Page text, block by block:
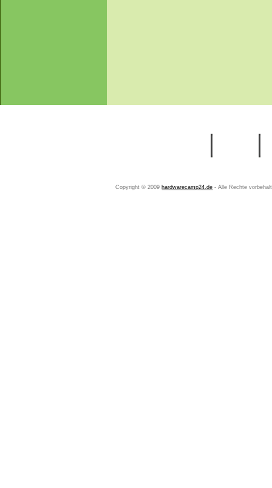
Copyright © 2009 hardwarecamp24.de - Alle Rechte